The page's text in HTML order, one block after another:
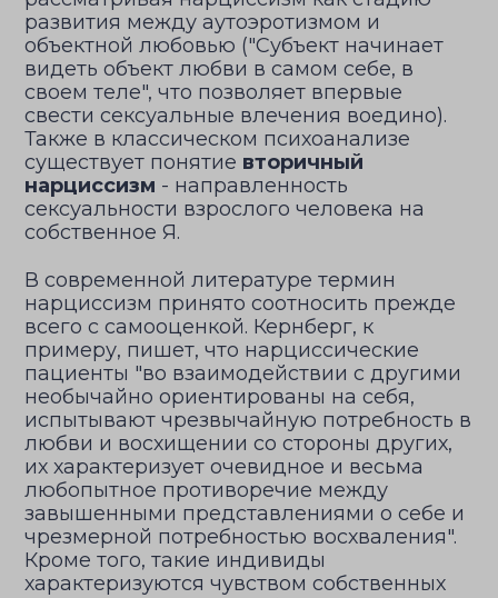
развития между аутоэротизмом и
объектной любовью ("Субъект начинает
видеть объект любви в самом себе, в
своем теле", что позволяет впервые
свести сексуальные влечения воедино).
Также в классическом психоанализе
существует понятие вторичный
нарциссизм - направленность
сексуальности взрослого человека на
собственное Я.
В современной литературе термин
нарциссизм принято соотносить прежде
всего с самооценкой. Кернберг, к
примеру, пишет, что нарциссические
пациенты "во взаимодействии с другими
необычайно ориентированы на себя,
испытывают чрезвычайную потребность в
любви и восхищении со стороны других,
их характеризует очевидное и весьма
любопытное противоречие между
завышенными представлениями о себе и
чрезмерной потребностью восхваления".
Кроме того, такие индивиды
характеризуются чувством собственных